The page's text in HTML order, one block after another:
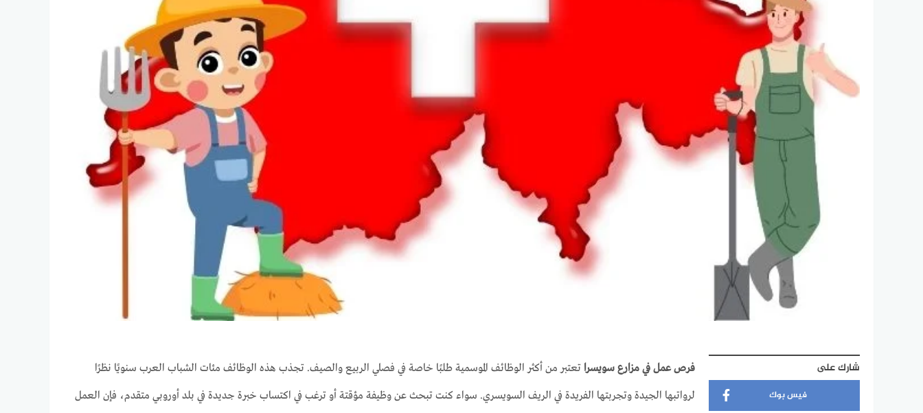
شارك على
فيس بوك
فرص عمل في مزارع سويسرا تعتبر من أكثر الوظائف الموسمية طلبًا خاصة في فصلي الربيع والصيف. تجذب هذه الوظائف مئات الشباب العرب سنويًا نظرًا
لرواتبها الجيدة وتجربتها الفريدة في الريف السويسري. سواء كنت تبحث عن وظيفة مؤقتة أو ترغب في اكتساب خبرة جديدة في بلد أوروبي متقدم، فإن العمل